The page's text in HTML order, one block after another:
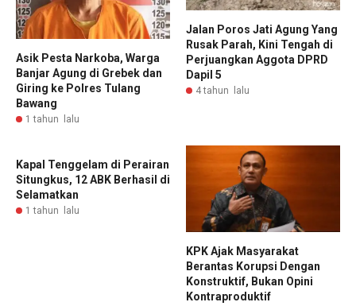
Asik Pesta Narkoba, Warga
Banjar Agung di Grebek dan
Giring ke Polres Tulang
Bawang
1 tahun lalu
Jalan Poros Jati Agung Yang
Rusak Parah, Kini Tengah di
Perjuangkan Aggota DPRD
Dapil 5
4 tahun lalu
Kapal Tenggelam di Perairan
Situngkus, 12 ABK Berhasil di
Selamatkan
1 tahun lalu
KPK Ajak Masyarakat
Berantas Korupsi Dengan
Konstruktif, Bukan Opini
Kontraproduktif